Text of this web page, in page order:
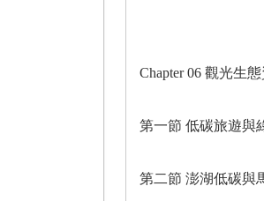
Chapter 06 觀光生
第一節 低碳旅遊與
第二節 澎湖低碳與